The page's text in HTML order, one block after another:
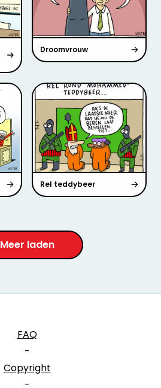
Droomvrouw
Rel teddybeer
Meer laden
FAQ
-
Copyright
-